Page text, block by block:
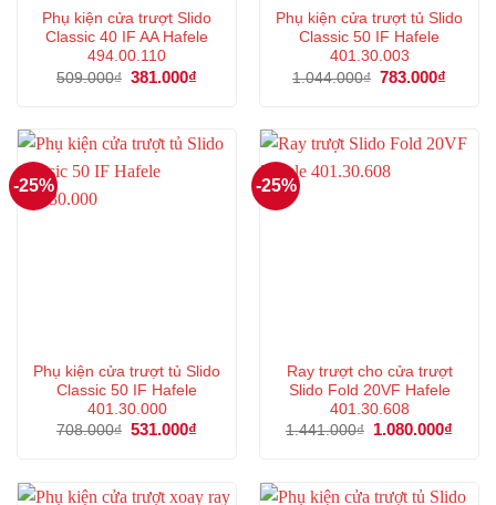
Phụ kiện cửa trượt Slido
Classic 40 IF AA Hafele
494.00.110
509.000₫ Giá
381.000₫
381.000₫.
Phụ kiện cửa trượt tủ Slido
Classic 50 IF Hafele
401.30.003
1.044.000₫ Giá
783.000₫
-25%
Phụ kiện cửa trượt tủ Slido
Classic 50 IF Hafele
401.30.000
708.000₫ Giá
531.000₫
531.000₫.
-25%
Ray trượt cho cửa trượt
Slido Fold 20VF Hafele
401.30.608
1.441.000₫
Giá
1.080.000₫